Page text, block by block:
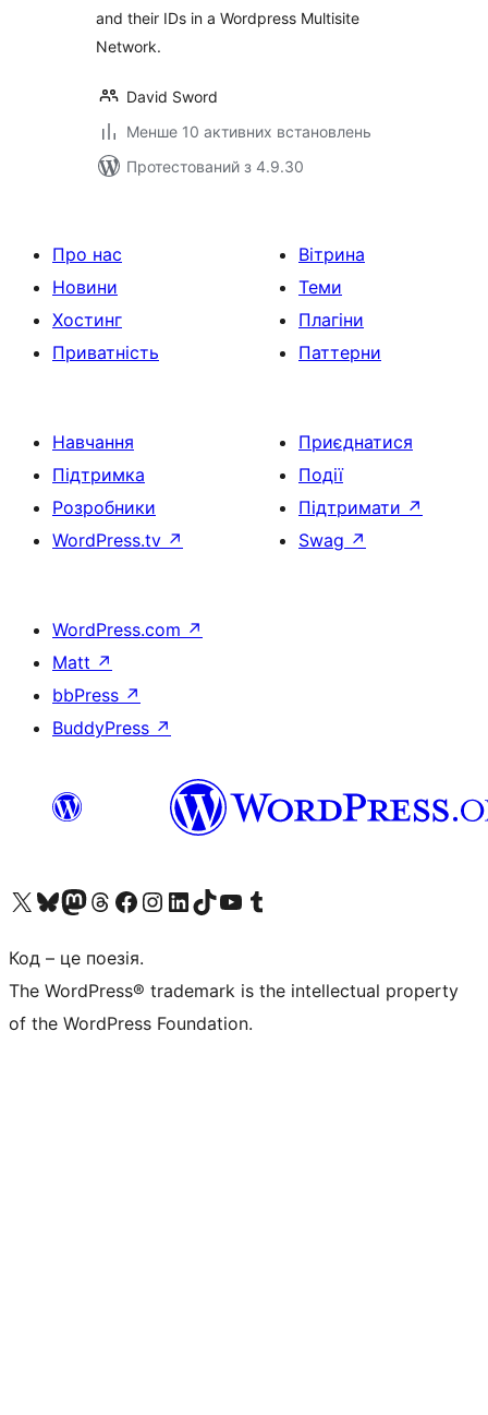
and their IDs in a Wordpress Multisite
Network.
David Sword
Менше 10 активних встановлень
Протестований з 4.9.30
Про нас
Новини
Хостинг
Приватність
Вітрина
Теми
Плагіни
Паттерни
Навчання
Підтримка
Розробники
WordPress.tv ↗
Приєднатися
Події
Підтримати ↗
Swag ↗
WordPress.com ↗
Matt ↗
bbPress ↗
BuddyPress ↗
Visit our X (formerly Twitter) account
Visit our Bluesky account
Завітайте до нашої стрічки в Mastodon
Visit our Threads account
Завітайте на нашу сторінку в Facebook
Visit our Instagram account
Visit our LinkedIn account
Visit our TikTok account
Visit our YouTube channel
Visit our Tumblr account
Код – це поезія.
The WordPress® trademark is the intellectual property
of the WordPress Foundation.